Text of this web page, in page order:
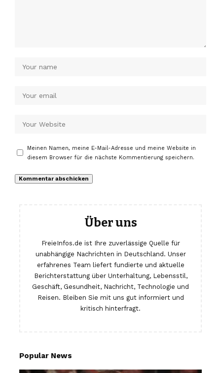
Meinen Namen, meine E-Mail-Adresse und meine Website in
diesem Browser für die nächste Kommentierung speichern.
Über uns
FreieInfos.de ist Ihre zuverlässige Quelle für
unabhängige Nachrichten in Deutschland. Unser
erfahrenes Team liefert fundierte und aktuelle
Berichterstattung über Unterhaltung, Lebensstil,
Geschäft, Gesundheit, Nachricht, Technologie und
Reisen. Bleiben Sie mit uns gut informiert und
kritisch hinterfragt.
Popular News